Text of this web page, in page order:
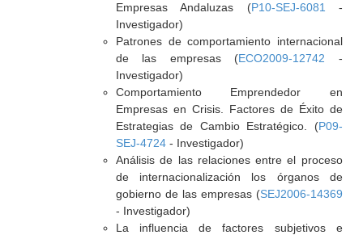
Empresas Andaluzas (P10-SEJ-6081
-
Investigador)
Patrones de comportamiento internacional
de las empresas (ECO2009-12742 -
Investigador)
Comportamiento Emprendedor en
Empresas en Crisis. Factores de Éxito de
Estrategias de Cambio Estratégico. (P09-
SEJ-4724- Investigador)
Análisis de las relaciones entre el proceso
de internacionalización los órganos de
gobierno de las empresas (SEJ2006-14369
- Investigador)
La influencia de factores subjetivos e